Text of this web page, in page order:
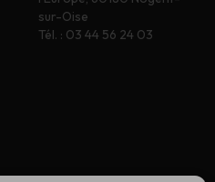
sur-Oise
Tél. : 03 44 56 24 03